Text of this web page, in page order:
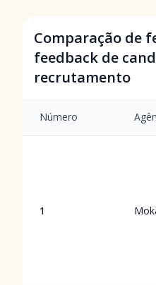
Comparação de
feedback de
recrutamento
Número
1